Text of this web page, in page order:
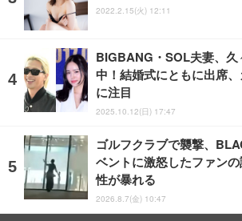
2022.2.15(火) 12:11
BIGBANG・SOL夫妻、
中！結婚式にともに出席
に注目
2025.10.12(日) 17:47
ゴルフクラブで襲撃、
ベントに激怒したファン
性が暴れる
2026.8.7(金) 10:47